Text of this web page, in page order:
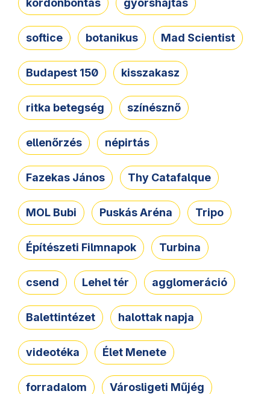
kordonbontás gyorshajtás
softice botanikus Mad Scientist
Budapest 150 kisszakasz
ritka betegség színésznő
ellenőrzés népirtás
Fazekas János Thy Catafalque
MOL Bubi Puskás Aréna Tripo
Építészeti Filmnapok Turbina
csend Lehel tér agglomeráció
Balettintézet halottak napja
videotéka Élet Menete
forradalom Városligeti Műjég